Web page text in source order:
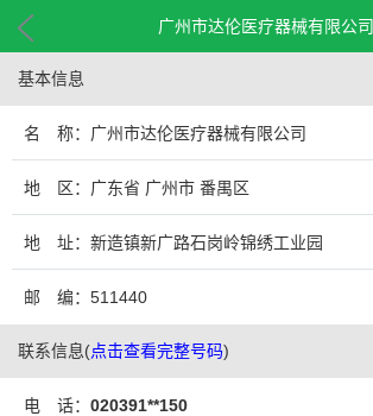
广州市达伦医疗器械有限公司
基本信息
名 称：广州市达伦医疗器械有限公司
地 区：广东省 广州市 番禺区
地 址：新造镇新广路石岗岭锦绣工业园
邮 编：511440
联系信息(点击查看完整号码)
电 话： 020391**150